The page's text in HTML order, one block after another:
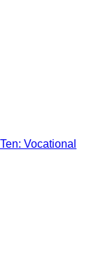
Vocational